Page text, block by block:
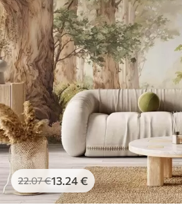
22.07€13 .24€